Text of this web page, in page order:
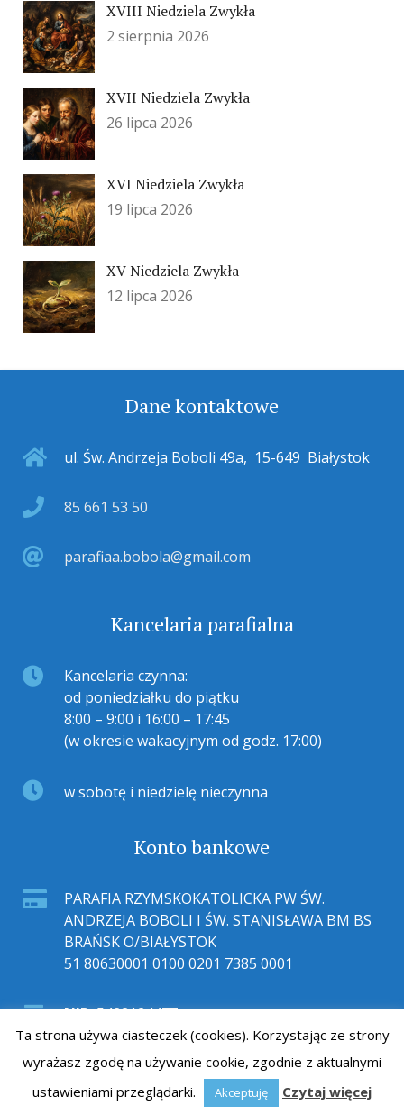
XVIII Niedziela Zwykła
2 sierpnia 2026
XVII Niedziela Zwykła
26 lipca 2026
XVI Niedziela Zwykła
19 lipca 2026
XV Niedziela Zwykła
12 lipca 2026
Dane kontaktowe
ul. Św. Andrzeja Boboli 49a, 15-649 Białystok
85 661 53 50
parafiaa.bobola@gmail.com
Kancelaria parafialna
Kancelaria czynna:
od poniedziałku do piątku
8:00 – 9:00 i 16:00 – 17:45
(w okresie wakacyjnym od godz. 17:00)
w sobotę i niedzielę nieczynna
Konto bankowe
PARAFIA RZYMSKOKATOLICKA PW ŚW.
ANDRZEJA BOBOLI I ŚW. STANISŁAWA BM BS
BRAŃSK O/BIAŁYSTOK
51 80630001 0100 0201 7385 0001
NIP:5422124477
2018 © Copyright gogler.pl
Ta strona używa ciasteczek (cookies). Korzystając ze strony
wyrażasz zgodę na używanie cookie, zgodnie z aktualnymi
ustawieniami przeglądarki.
Akceptuję Czytaj więcej